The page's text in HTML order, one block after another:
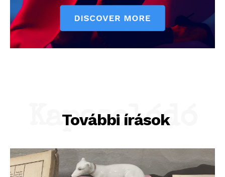
További írások
Kapcsolódó